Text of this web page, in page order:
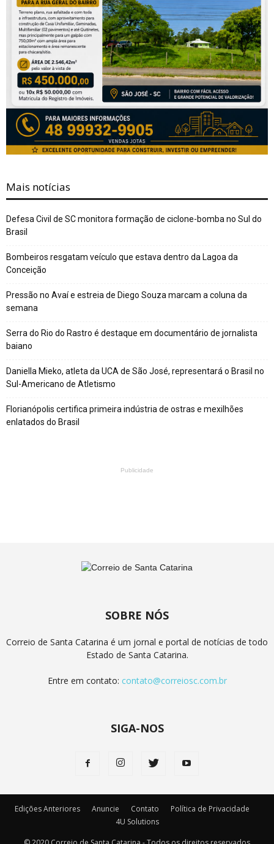
Mais notícias
Defesa Civil de SC monitora formação de ciclone-bomba no Sul do
Brasil
Bombeiros resgatam veículo que estava dentro da Lagoa da
Conceição
Pressão no Avaí e estreia de Diego Souza marcam a coluna da
semana
Serra do Rio do Rastro é destaque em documentário de jornalista
baiano
Daniella Mieko, atleta da UCA de São José, representará o Brasil no
Sul-Americano de Atletismo
Florianópolis certifica primeira indústria de ostras e mexilhões
enlatados do Brasil
Publicidade
SOBRE NÓS
Correio de Santa Catarina é um jornal e portal de notícias de todo
Estado de Santa Catarina.
Entre em contato: contato@correiosc.com.br
SIGA-NOS
Edições Anteriores Anuncie Contato
Política de Privacidade
4U Solutions